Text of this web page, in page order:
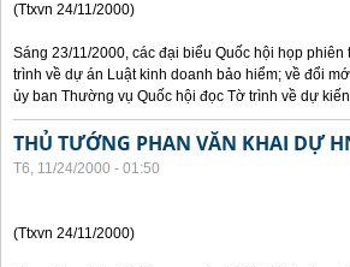
(Ttxvn 24/11/2000)
Sáng 23/11/2000, các đại biểu Quốc hội họp
trình về dự án Luật kinh doanh bảo hiểm; về đổi
ủy ban Thường vụ Quốc hội đọc Tờ trình về dự
THỦ TƯỚNG PHAN VĂN KHAI DỰ
T6, 11/24/2000 - 01:50
(Ttxvn 24/11/2000)